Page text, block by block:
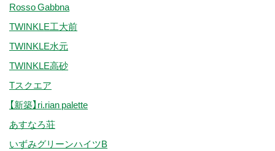
Rosso Gabbna
TWINKLE工大前
TWINKLE水元
TWINKLE高砂
Tスクエア
【新築】ri.rian palette
あすなろ荘
いずみグリーンハイツB